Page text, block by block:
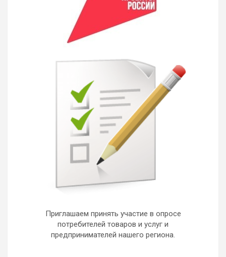
Приглашаем принять участие в опросе
потребителей товаров и услуг и
предпринимателей нашего региона.